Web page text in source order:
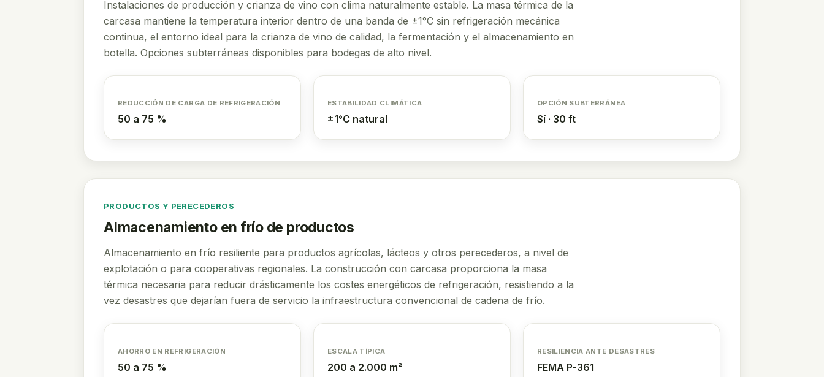
Instalaciones de producción y crianza de vino con clima naturalmente estable. La masa térmica de la
carcasa mantiene la temperatura interior dentro de una banda de ±1°C sin refrigeración mecánica
continua, el entorno ideal para la crianza de vino de calidad, la fermentación y el almacenamiento en
botella. Opciones subterráneas disponibles para bodegas de alto nivel.
REDUCCIÓN DE CARGA DE REFRIGERACIÓN
50 a 75 %
ESTABILIDAD CLIMÁTICA
±1°C natural
OPCIÓN SUBTERRÁNEA
Sí · 30 ft
PRODUCTOS Y PERECEDEROS
Almacenamiento en frío de productos
Almacenamiento en frío resiliente para productos agrícolas, lácteos y otros perecederos, a nivel de
explotación o para cooperativas regionales. La construcción con carcasa proporciona la masa
térmica necesaria para reducir drásticamente los costes energéticos de refrigeración, resistiendo a la
vez desastres que dejarían fuera de servicio la infraestructura convencional de cadena de frío.
AHORRO EN REFRIGERACIÓN
50 a 75 %
ESCALA TÍPICA
200 a 2.000 m²
RESILIENCIA ANTE DESASTRES
FEMA P-361